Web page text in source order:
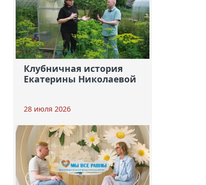
Клубничная история
Екатерины Николаевой
28 июля 2026